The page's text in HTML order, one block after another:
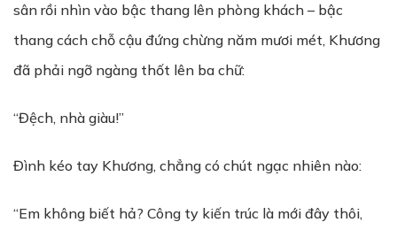
sân rồi nhìn vào bậc thang lên phòng khách – bậc
thang cách chỗ cậu đứng chừng năm mươi mét, Khương
đã phải ngỡ ngàng thốt lên ba chữ:
“Đệch, nhà giàu!”
Đình kéo tay Khương, chẳng có chút ngạc nhiên nào:
“Em không biết hả? Công ty kiến trúc là mới đây thôi,